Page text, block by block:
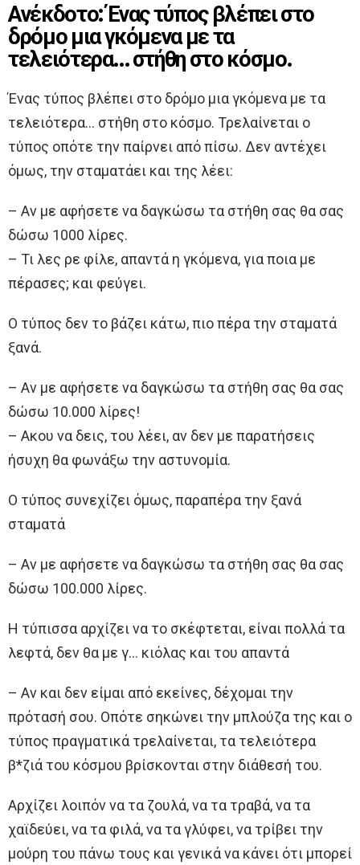
Ανέκδοτο: Ένας τύπος βλέπει στο
δρόμο μια γκόμενα με τα
τελειότερα… στήθη στο κόσμο.
Ένας τύπος βλέπει στο δρόμο μια γκόμενα με τα
τελειότερα… στήθη στο κόσμο. Τρελαίνεται ο
τύπος οπότε την παίρνει από πίσω. Δεν αντέχει
όμως, την σταματάει και της λέει:
– Αν με αφήσετε να δαγκώσω τα στήθη σας θα σας
δώσω 1000 λίρες.
– Τι λες ρε φίλε, απαντά η γκόμενα, για ποια με
πέρασες; και φεύγει.
Ο τύπος δεν το βάζει κάτω, πιο πέρα την σταματά
ξανά.
– Αν με αφήσετε να δαγκώσω τα στήθη σας θα σας
δώσω 10.000 λίρες!
– Aκου να δεις, του λέει, αν δεν με παρατήσεις
ήσυχη θα φωνάξω την αστυνομία.
Ο τύπος συνεχίζει όμως, παραπέρα την ξανά
σταματά
– Αν με αφήσετε να δαγκώσω τα στήθη σας θα σας
δώσω 100.000 λίρες.
Η τύπισσα αρχίζει να το σκέφτεται, είναι πολλά τα
λεφτά, δεν θα με γ… κιόλας και του απαντά
– Αν και δεν είμαι από εκείνες, δέχομαι την
πρότασή σου. Οπότε σηκώνει την μπλούζα της και ο
τύπος πραγματικά τρελαίνεται, τα τελειότερα
β*ζιά του κόσμου βρίσκονται στην διάθεσή του.
Αρχίζει λοιπόν να τα ζουλά, να τα τραβά, να τα
χαϊδεύει, να τα φιλά, να τα γλύφει, να τρίβει την
μούρη του πάνω τους και γενικά να κάνει ότι μπορεί